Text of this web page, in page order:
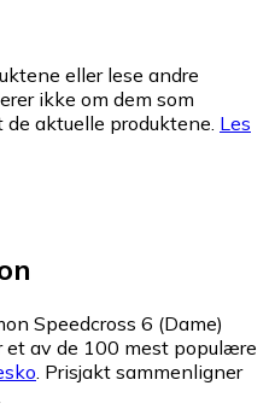
eller lese andre
ikke om dem som
aktuelle produktene. Les
Speedcross 6 (Dame)
et av de 100 mest populære
Prisjakt sammenligner